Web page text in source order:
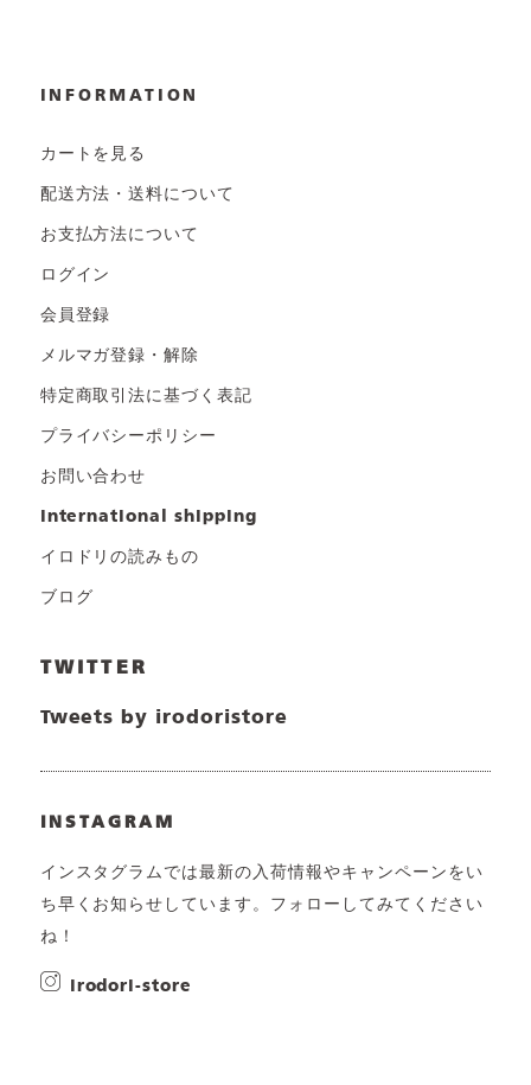
INFORMATION
カートを見る
配送方法・送料について
お支払方法について
ログイン
会員登録
メルマガ登録・解除
特定商取引法に基づく表記
プライバシーポリシー
お問い合わせ
international shipping
イロドリの読みもの
ブログ
TWITTER
Tweets by irodoristore
INSTAGRAM
インスタグラムでは最新の入荷情報やキャンペーンをい
ち早くお知らせしています。フォローしてみてください
ね！
irodori-store